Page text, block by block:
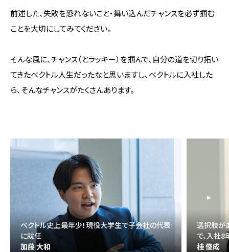
前述した、失敗を恐れないこと・舞い込んだチャンスを必ず掴む
ことを大切にしてみてください。
そんな風に、チャンス（とラッキー）を掴んで、自分の道を切り拓い
てきたベクトル人生だったなと思いますし、ベクトルに入社した
ら、そんなチャンスがたくさんあります。
ベクトル史上最年少！現役大学生で子会社の代表
に就任
加藤 大和
選択肢が
で、入社
桂 俊成